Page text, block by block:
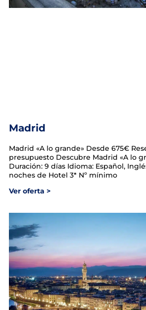
Madrid
Madrid «A lo grande» Desde 675€
presupuesto Descubre Madrid «A lo
Duración: 9 días Idioma: Español,
noches de Hotel 3* Nº mínimo
Ver oferta >